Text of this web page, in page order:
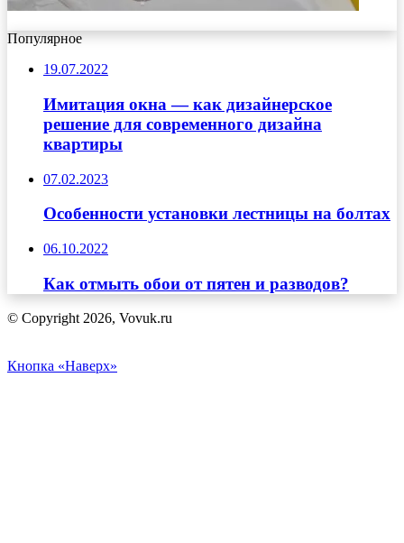
Популярное
19.07.2022
Имитация окна — как дизайнерское
решение для современного дизайна
квартиры
07.02.2023
Особенности установки лестницы на болтах
06.10.2022
Как отмыть обои от пятен и разводов?
© Copyright 2026, Vovuk.ru
Кнопка «Наверх»